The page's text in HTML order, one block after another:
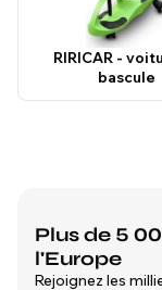
RIRICAR -
bascule
Plus de 5
l'Europe
Rejoignez les